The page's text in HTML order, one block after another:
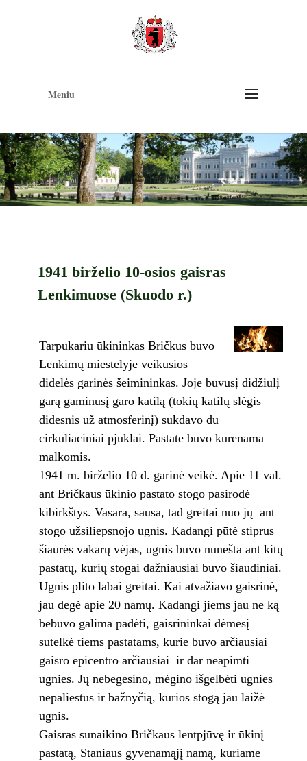
Meniu
1941 birželio 10-osios gaisras
Lenkimuose (Skuodo r.)
Tarpukariu ūkininkas Bričkus buvo
Lenkimų miestelyje veikusios
didelės garinės šeimininkas. Joje buvusį didžiulį
garą gaminusį garo katilą (tokių katilų slėgis
didesnis už atmosferinį) sukdavo du
cirkuliaciniai pjūklai. Pastate buvo kūrenama
malkomis.
1941 m. birželio 10 d. garinė veikė. Apie 11 val.
ant Bričkaus ūkinio pastato stogo pasirodė
kibirkštys. Vasara, sausa, tad greitai nuo jų ant
stogo užsiliepsnojo ugnis. Kadangi pūtė stiprus
šiaurės vakarų vėjas, ugnis buvo nunešta ant kitų
pastatų, kurių stogai dažniausiai buvo šiaudiniai.
Ugnis plito labai greitai. Kai atvažiavo gaisrinė,
jau degė apie 20 namų. Kadangi jiems jau ne ką
bebuvo galima padėti, gaisrininkai dėmesį
sutelkė tiems pastatams, kurie buvo arčiausiai
gaisro epicentro arčiausiai ir dar neapimti
ugnies. Jų nebegesino, mėgino išgelbėti ugnies
nepaliestus ir bažnyčią, kurios stogą jau laižė
ugnis.
Gaisras sunaikino Bričkaus lentpjūvę ir ūkinį
pastatą, Staniaus gyvenamąjį namą, kuriame